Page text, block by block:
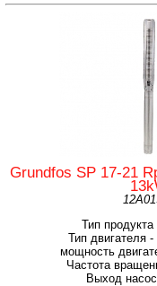
Grundfos SP 17-21
Тип
Тип двигателя
мощность
Частота
Выход